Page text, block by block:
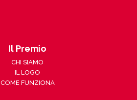
Il Premio
CHI SIAMO
IL LOGO
COME FUNZIONA